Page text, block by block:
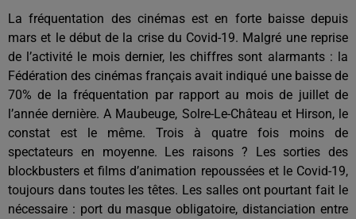
La fréquentation des cinémas est en forte baisse depuis
mars et le début de la crise du Covid-19. Malgré une reprise
de l’activité le mois dernier, les chiffres sont alarmants : la
Fédération des cinémas français avait indiqué une baisse de
70% de la fréquentation par rapport au mois de juillet de
l’année dernière. A Maubeuge, Solre-Le-Château et Hirson, le
constat est le même. Trois à quatre fois moins de
spectateurs en moyenne. Les raisons ? Les sorties des
blockbusters et films d’animation repoussées et le Covid-19,
toujours dans toutes les têtes. Les salles ont pourtant fait le
nécessaire : port du masque obligatoire, distanciation entre